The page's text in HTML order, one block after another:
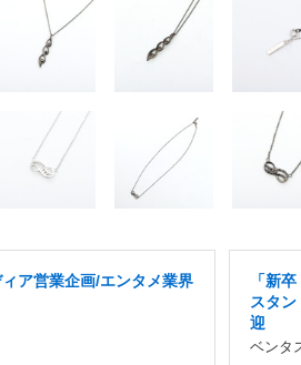
ア営業企画/エンタメ業界
「新
スタ
迎
ベンタ